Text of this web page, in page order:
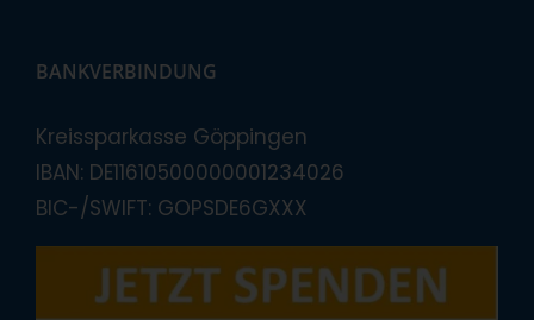
BANKVERBINDUNG
Kreissparkasse Göppingen
IBAN: DE11610500000001234026
BIC-/SWIFT: GOPSDE6GXXX